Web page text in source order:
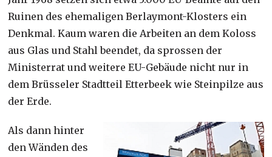
Ruinen des ehemaligen Berlaymont-Klosters ein
Denkmal. Kaum waren die Arbeiten an dem Koloss
aus Glas und Stahl beendet, da sprossen der
Ministerrat und weitere EU-Gebäude nicht nur in
dem Brüsseler Stadtteil Etterbeek wie Steinpilze aus
der Erde.
Als dann hinter
den Wänden des